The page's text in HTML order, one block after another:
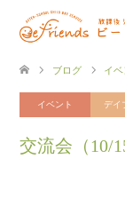
ブログ イベ
イベント デイ
交流会（10/